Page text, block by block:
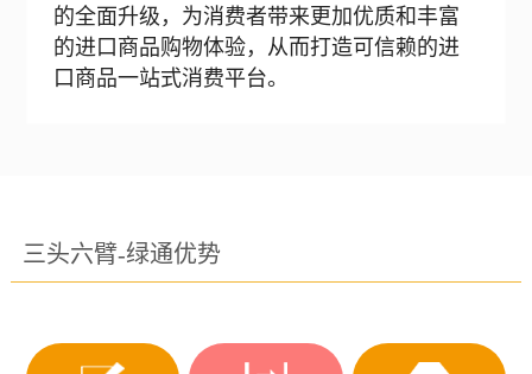
的全面升级，为消费者带来更加优质和丰富
的进口商品购物体验，从而打造可信赖的进
口商品一站式消费平台。
三头六臂-绿通优势